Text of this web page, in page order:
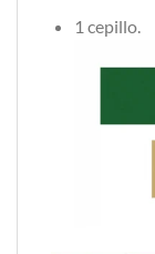
1 cepillo.